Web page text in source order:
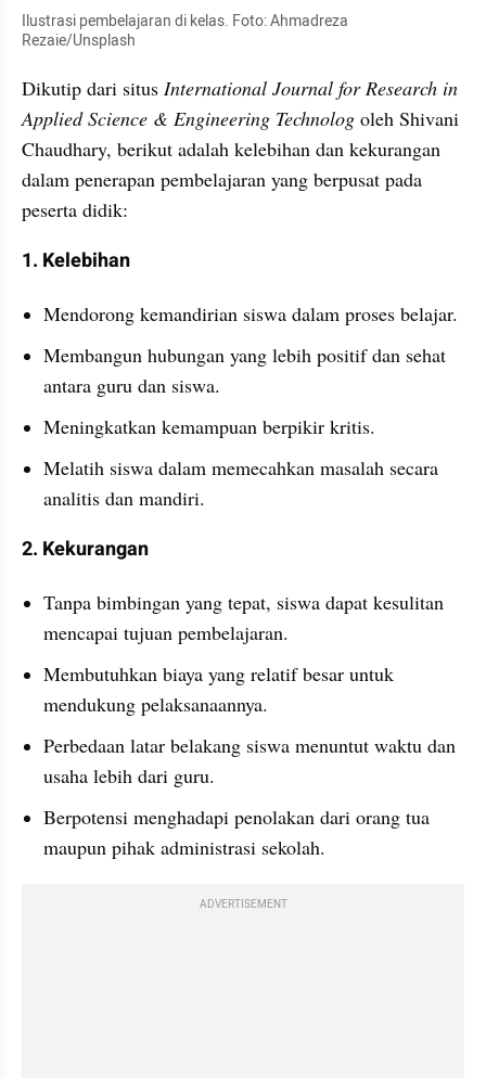
Ilustrasi pembelajaran di kelas. Foto: Ahmadreza
Rezaie/Unsplash
Dikutip dari situs International Journal for Research in
Applied Science & Engineering Technolog oleh Shivani
Chaudhary, berikut adalah kelebihan dan kekurangan
dalam penerapan pembelajaran yang berpusat pada
peserta didik:
1. Kelebihan
Mendorong kemandirian siswa dalam proses belajar.
Membangun hubungan yang lebih positif dan sehat
antara guru dan siswa.
Meningkatkan kemampuan berpikir kritis.
Melatih siswa dalam memecahkan masalah secara
analitis dan mandiri.
2. Kekurangan
Tanpa bimbingan yang tepat, siswa dapat kesulitan
mencapai tujuan pembelajaran.
Membutuhkan biaya yang relatif besar untuk
mendukung pelaksanaannya.
Perbedaan latar belakang siswa menuntut waktu dan
usaha lebih dari guru.
Berpotensi menghadapi penolakan dari orang tua
maupun pihak administrasi sekolah.
ADVERTISEMENT